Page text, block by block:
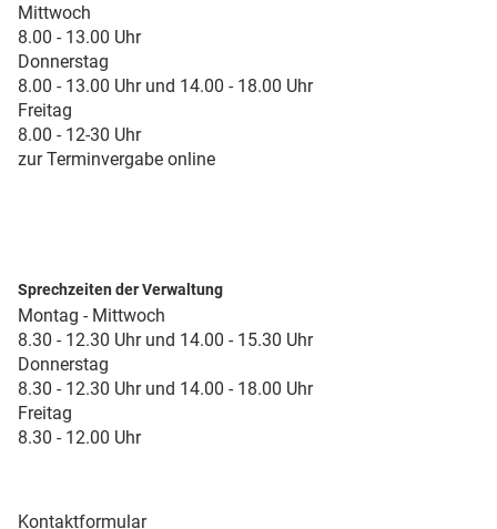
Mittwoch
8.00 - 13.00 Uhr
Donnerstag
8.00 - 13.00 Uhr und 14.00 - 18.00 Uhr
Freitag
8.00 - 12-30 Uhr
zur Terminvergabe online
Sprechzeiten der Verwaltung
Montag - Mittwoch
8.30 - 12.30 Uhr und 14.00 - 15.30 Uhr
Donnerstag
8.30 - 12.30 Uhr und 14.00 - 18.00 Uhr
Freitag
8.30 - 12.00 Uhr
Kontaktformular